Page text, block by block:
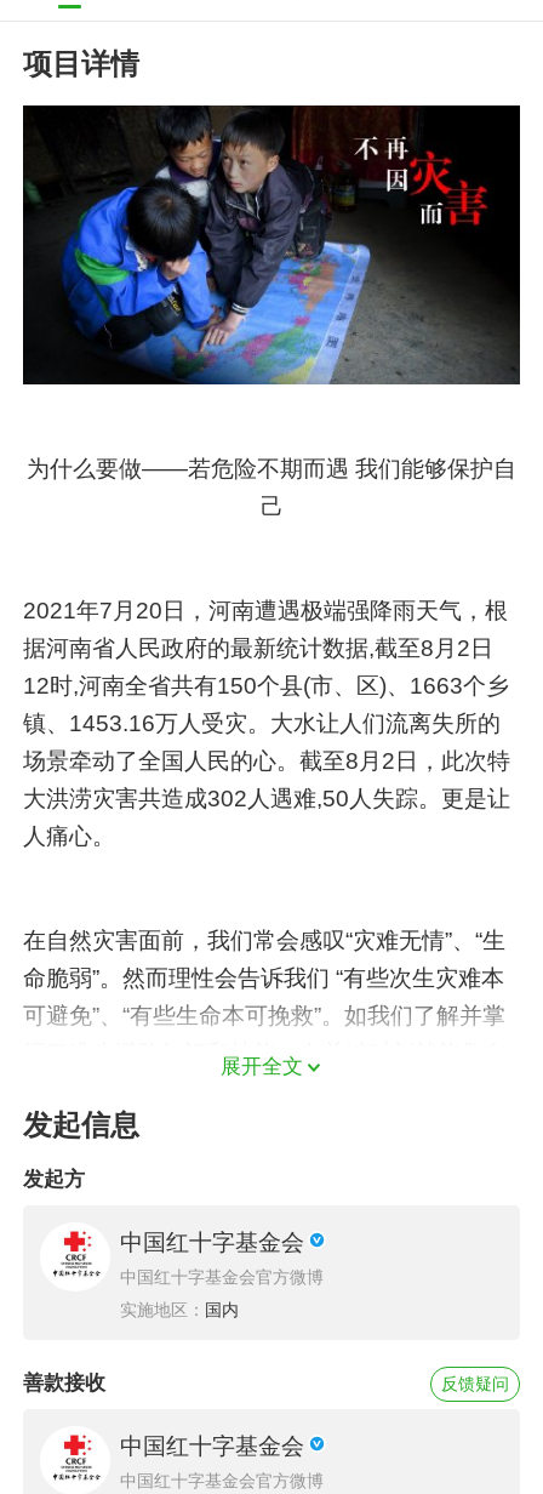
情感博主 微博VLOG博主
陈秋欤
科普君XueShu雪树献出了爱心
科学科普博主
夏正正献出了爱心
作家夏正正，代表作《刚好有你在》
项目详情
为什么要做——若危险不期而遇 我们能够保护自
己
2021年7月20日，河南遭遇极端强降雨天气，根
据河南省人民政府的最新统计数据,截至8月2日
12时,河南全省共有150个县(市、区)、1663个乡
镇、1453.16万人受灾。大水让人们流离失所的
场景牵动了全国人民的心。截至8月2日，此次特
大洪涝灾害共造成302人遇难,50人失踪。更是让
人痛心。
在自然灾害面前，我们常会感叹“灾难无情”、“生
命脆弱”。然而理性会告诉我们 “有些次生灾难本
可避免”、“有些生命本可挽救”。如我们了解并掌
握了逃生避险知识和技能，在关键时刻就能救自
为了实现不再“因灾而害”，博爱家园专注于保护
社区居民生命安全，不仅为家庭提供逃生避险、
应急救护能力培训，更为社区改善防灾减灾配套
的是能拯救生命。
展开全文
发起信息
发起方
中国红十字基金会
中国红十字基金会官方微博
实施地区： 国内
善款接收
中国红十字基金会
中国红十字基金会官方微博
反馈疑问